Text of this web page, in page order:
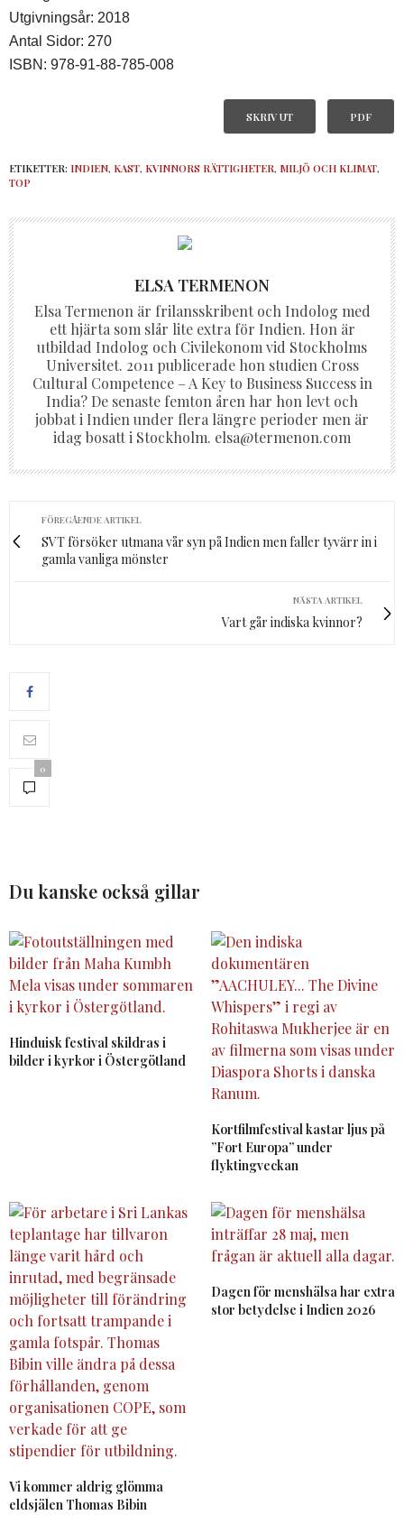
Utgivningsår: 2018
Antal Sidor: 270
ISBN: 978-91-88-785-008
SKRIV UT PDF
ETIKETTER: INDIEN, KAST, KVINNORS RÄTTIGHETER, MILJÖ OCH KLIMAT,
TOP
ELSA TERMENON
Elsa Termenon är frilansskribent och Indolog med
ett hjärta som slår lite extra för Indien. Hon är
utbildad Indolog och Civilekonom vid Stockholms
Universitet. 2011 publicerade hon studien Cross
Cultural Competence – A Key to Business Success in
India? De senaste femton åren har hon levt och
jobbat i Indien under flera längre perioder men är
idag bosatt i Stockholm. elsa@termenon.com
FÖREGÅENDE ARTIKEL
SVT försöker utmana vår syn på Indien men faller tyvärr in i
gamla vanliga mönster
NÄSTA ARTIKEL
Vart går indiska kvinnor?
0
Du kanske också gillar
Hinduisk festival skildras i
bilder i kyrkor i Östergötland
Kortfilmfestival kastar ljus på
”Fort Europa” under
flyktingveckan
Vi kommer aldrig glömma
eldsjälen Thomas Bibin
Dagen för menshälsa har extra
stor betydelse i Indien 2026